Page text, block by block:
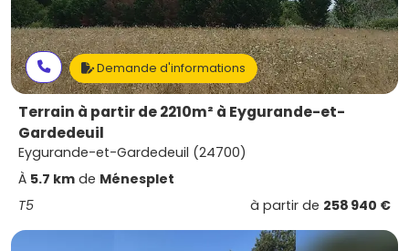
Demande d'informations
Terrain à partir de 2210m² à Eygurande-et-
Gardedeuil
Eygurande-et-Gardedeuil (24700)
À 5.7 km de Ménesplet
T5
à partir de 258 940 €